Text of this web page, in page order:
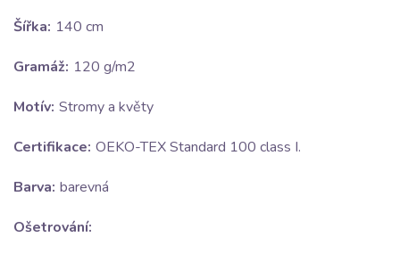
Šířka: 140 cm
Gramáž: 120 g/m2
Motív: Stromy a květy
Certifikace: OEKO-TEX Standard 100 class I.
Barva: barevná
Ošetrování: